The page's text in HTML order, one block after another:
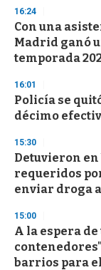
16:24
Con una
Madrid ganó
temporada
16:01
Policía se
décimo
15:30
Detuvieron en
requeridos
enviar droga
15:00
A la espera
barrios para